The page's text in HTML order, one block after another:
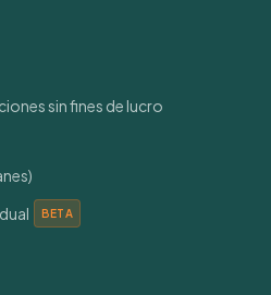
sin fines de lucro
BETA